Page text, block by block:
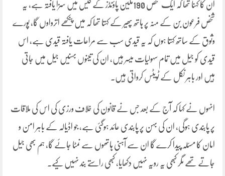
ان کا کہنا تھا کہ ایک شخص 190ملین پاؤنڈز کے کیس میں سزا یافتہ ہے، یہ
شخص فرعون بن کے منہ پر ہاتھ پھیر کے کہتا تھا کہ میں پنکھے اترواوں گا، پورے
وثوق کے ساتھ کہتا ہوں کہ یہ قیدی سب سے مراعات یافتہ قیدی ہے، اس
قیدی کو جیل میں تمام سہولیات میسر ہیں، ان کی تینوں بہنیں جیل میں جاتی
ہیں اور باہر نکل کے ٹویٹس کرواتی ہیں۔
انہوں نے کہا کہ آج کے بعد جس نے قانون کی خلاف ورزی کی اس کی ملاقات
پر پابندی ہوگی، ان کی بہن پر پابندی عائد ہوگئی ہے، جو اڈیالہ کے باہر امن و
امان کا مسئلہ پیدا کرے گا ان سے آہنی ہاتھوں سے نمٹا جائے گا، ہم بھی جیل
جاتے تھے مگر کبھی یہ رویہ نہیں دکھایا، کبھی راستے بند نہیں کیے۔